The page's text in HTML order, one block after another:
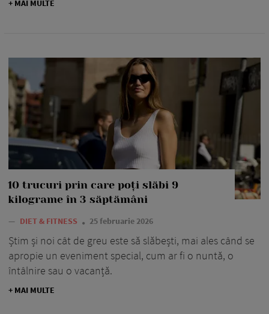
+ MAI MULTE
10 trucuri prin care poți slăbi 9
kilograme în 3 săptămâni
— DIET & FITNESS 25 februarie 2026
Știm și noi cât de greu este să slăbești, mai ales când se
apropie un eveniment special, cum ar fi o nuntă, o
întâlnire sau o vacanță.
+ MAI MULTE